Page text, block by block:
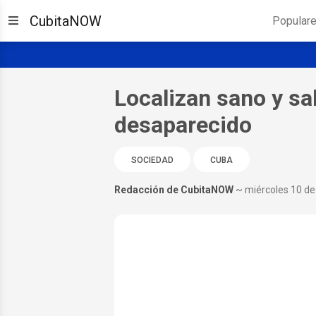
CubitaNOW
Localizan sano y
desaparecido
SOCIEDAD CUBA
Redacción de CubitaNOW ~ miércoles 10